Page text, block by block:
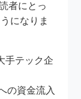
者にとっ
になりま
手テック企
の資金流入